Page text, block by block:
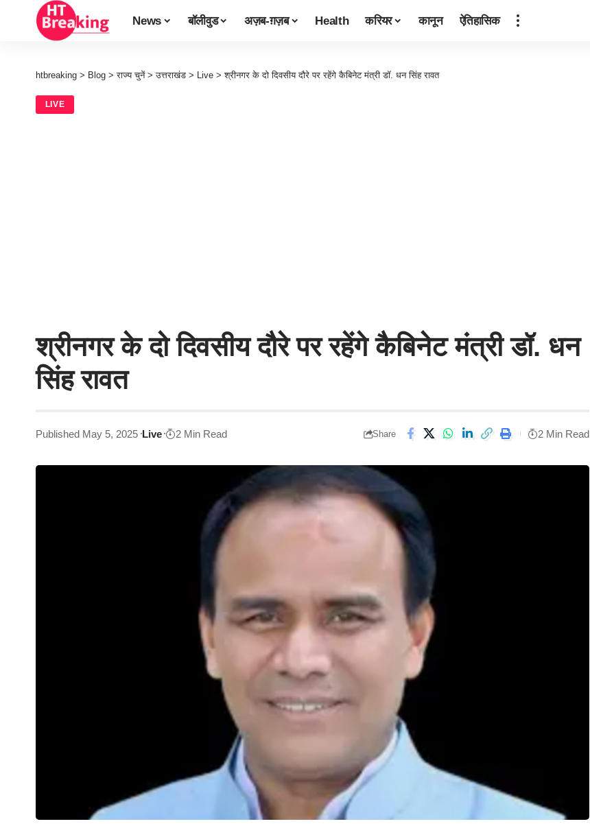
News बॉलीवुड अज़ब-ग़ज़ब Health करियर कानून ऐतिहासिक
htbreaking > Blog >राज्य चुनें >उत्तराखंड > Live >श्रीनगर के दो दिवसीय दौरे पर रहेंगे कैबिनेट मंत्री डॉ. धन सिंह रावत
LIVE
श्रीनगर के दो दिवसीय दौरे पर रहेंगे कैबिनेट मंत्री डॉ. धन
सिंह रावत
Published May 5, 2025 Live 2 Min Read Share 2 Min Read